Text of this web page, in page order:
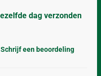
dag verzonden
Schrijf een beoordeling